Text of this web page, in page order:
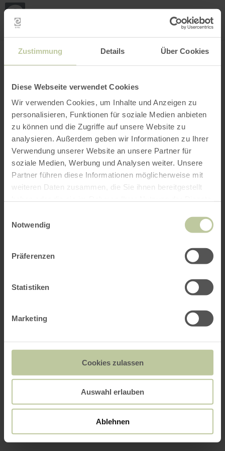
Zustimmung Details Über Cookies
Diese Webseite verwendet Cookies
Wir verwenden Cookies, um Inhalte und Anzeigen zu
personalisieren, Funktionen für soziale Medien anbieten
zu können und die Zugriffe auf unsere Website zu
analysieren. Außerdem geben wir Informationen zu Ihrer
Verwendung unserer Website an unsere Partner für
soziale Medien, Werbung und Analysen weiter. Unsere
Partner führen diese Informationen möglicherweise mit
weiteren Daten zusammen, die Sie ihnen bereitgestellt
Notwendig
Präferenzen
Statistiken
Marketing
Cookies zulassen
Auswahl erlauben
Ablehnen
INTERACTIEVE KAART
Mijn
Filter openen